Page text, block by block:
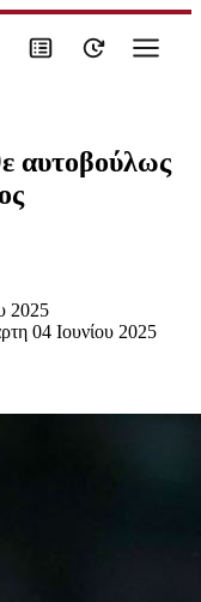
αυτοβούλως
2025
04 Ιουνίου 2025